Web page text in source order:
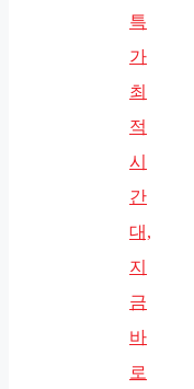
특
가
최
적
시
간
대,
지
금
바
로